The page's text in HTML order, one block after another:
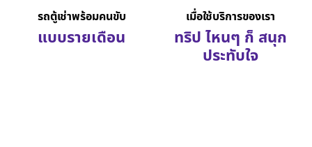
รถตู้เช่าพร้อมคนขับ
แบบรายเดือน
เมื่อใช้บริการของเรา
ทริป ไหนๆ ก็ สนุก
ประทับใจ